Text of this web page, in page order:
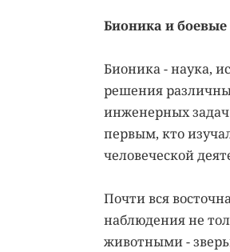
Бионика и боевые
Бионика - наука,
решения
инженерных
первым, кто
человеческой
Почти вся
наблюдения не
животными -